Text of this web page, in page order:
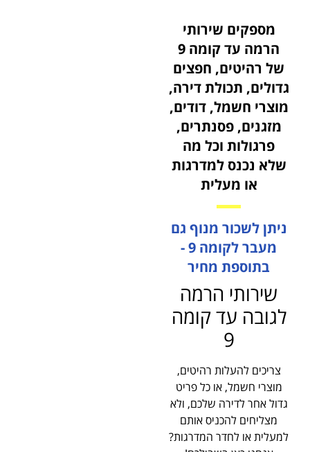
מספקים שירותי
הרמה עד קומה 9
של רהיטים, חפצים
גדולים, תכולת דירה,
מוצרי חשמל, דודים,
מזגנים, פסנתרים,
פרגולות וכל מה
שלא נכנס למדרגות
או מעלית
ניתן לשכור מנוף גם
מעבר לקומה 9 -
בתוספת מחיר
שירותי הרמה
לגובה עד קומה
9
צריכים להעלות רהיטים,
מוצרי חשמל, או כל פריט
גדול אחר לדירה שלכם, ולא
מצליחים להכניס אותם
למעלית או לחדר המדרגות?